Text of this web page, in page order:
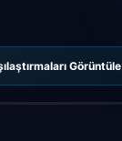
Görüntüle